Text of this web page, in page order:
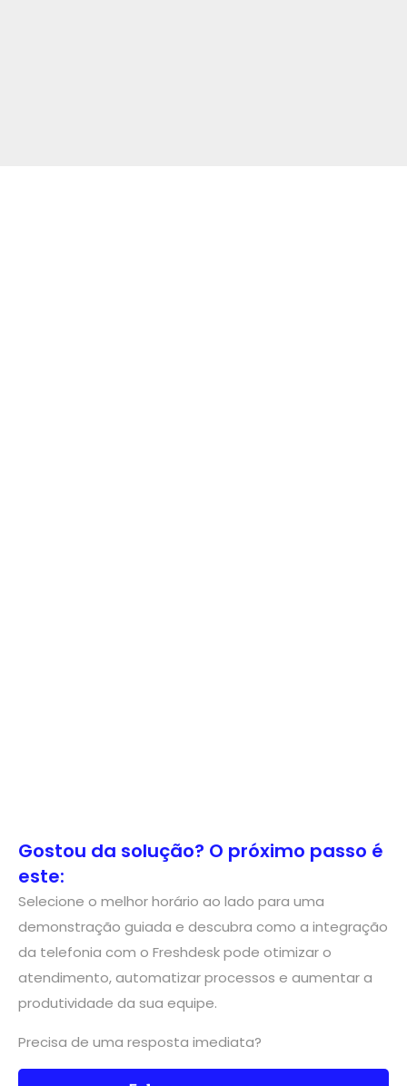
Gostou da solução? O próximo passo é
este:
Selecione o melhor horário ao lado para uma
demonstração guiada e descubra como a integração
da telefonia com o Freshdesk pode otimizar o
atendimento, automatizar processos e aumentar a
produtividade da sua equipe.
Precisa de uma resposta imediata?